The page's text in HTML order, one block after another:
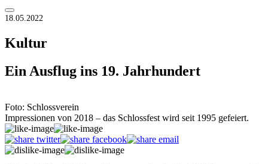
18.05.2022
Kultur
Ein Ausflug ins 19. Jahrhundert
Foto: Schlossverein
Impressionen von 2018 – das Schlossfest wird seit 1995 gefeiert.